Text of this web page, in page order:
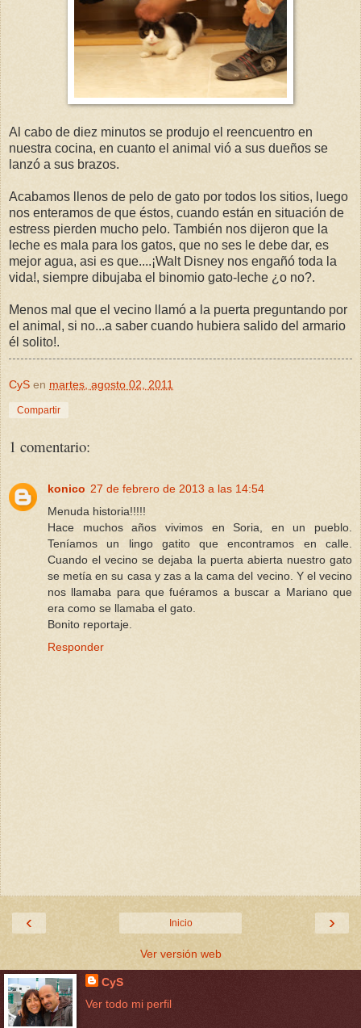
Al cabo de diez minutos se produjo el reencuentro en
nuestra cocina, en cuanto el animal vió a sus dueños se
lanzó a sus brazos.
Acabamos llenos de pelo de gato por todos los sitios, luego
nos enteramos de que éstos, cuando están en situación de
estress pierden mucho pelo. También nos dijeron que la
leche es mala para los gatos, que no ses le debe dar, es
mejor agua, asi es que....¡Walt Disney nos engañó toda la
vida!, siempre dibujaba el binomio gato-leche ¿o no?.
Menos mal que el vecino llamó a la puerta preguntando por
el animal, si no...a saber cuando hubiera salido del armario
él solito!.
CyS en martes, agosto 02, 2011
Compartir
1 comentario:
konico 27 de febrero de 2013 a las 14:54
Menuda historia!!!!!
Hace muchos años vivimos en Soria, en un pueblo.
Teníamos un lingo gatito que encontramos en calle.
Cuando el vecino se dejaba la puerta abierta nuestro gato
se metía en su casa y zas a la cama del vecino. Y el vecino
nos llamaba para que fuéramos a buscar a Mariano que
era como se llamaba el gato.
Bonito reportaje.
Responder
‹ ›
Inicio
Ver versión web
CyS
Ver todo mi perfil